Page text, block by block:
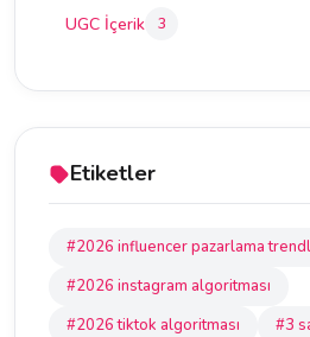
UGC İçerik 3
Etiketler
#2026 influencer pazarlama
#2026 instagram algoritması
#2026 tiktok algoritması
#3